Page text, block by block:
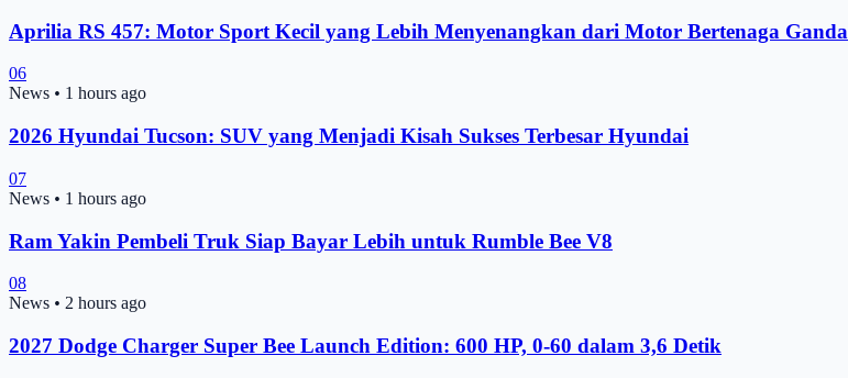
Aprilia RS 457: Motor Sport Kecil yang Lebih Menyenangkan dari Motor Bertenaga Ganda
06
News • 1 hours ago
2026 Hyundai Tucson: SUV yang Menjadi Kisah Sukses Terbesar Hyundai
07
News • 1 hours ago
Ram Yakin Pembeli Truk Siap Bayar Lebih untuk Rumble Bee V8
08
News • 2 hours ago
2027 Dodge Charger Super Bee Launch Edition: 600 HP, 0-60 dalam 3,6 Detik